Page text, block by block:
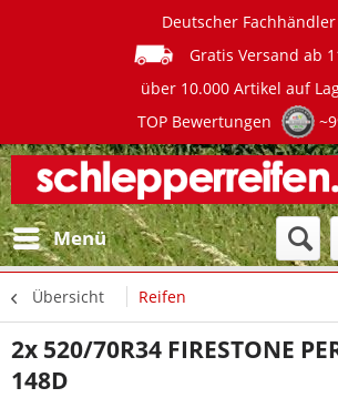
Deutscher Fachhändler
Gratis Versand ab
über 10.000 Artikel auf
TOP Bewertungen
Menü
Übersicht Reifen
2x 520/70R34 FIRESTONE
148D